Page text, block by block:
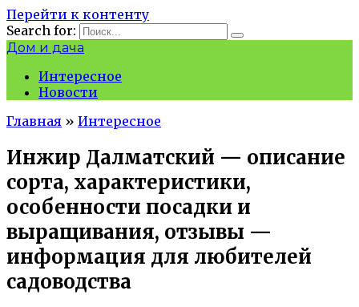
Перейти к контенту
Search for:
Дом и дача
Интересное
Новости
Главная » Интересное
Инжир Далматский — описание
сорта, характеристики,
особенности посадки и
выращивания, отзывы —
информация для любителей
садоводства